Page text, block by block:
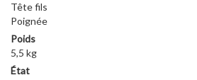
Tête fils
Poignée
Poids
5,5 kg
État